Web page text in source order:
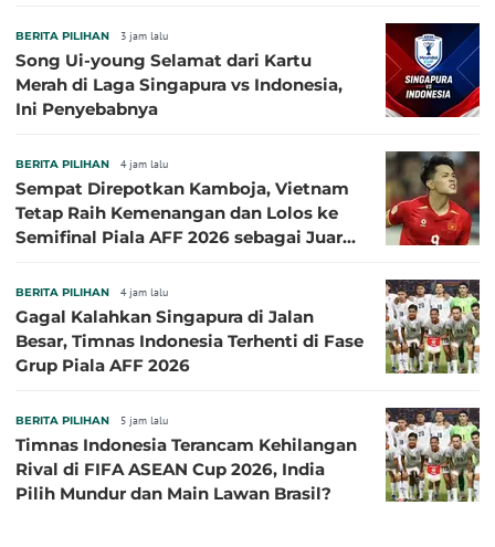
BERITA PILIHAN 3 jam lalu
Song Ui-young Selamat dari Kartu
Merah di Laga Singapura vs Indonesia,
Ini Penyebabnya
BERITA PILIHAN 4 jam lalu
Sempat Direpotkan Kamboja, Vietnam
Tetap Raih Kemenangan dan Lolos ke
Semifinal Piala AFF 2026 sebagai Juara
BERITA PILIHAN 4 jam lalu
Gagal Kalahkan Singapura di Jalan
Besar, Timnas Indonesia Terhenti di Fase
Grup Piala AFF 2026
BERITA PILIHAN 5 jam lalu
Timnas Indonesia Terancam Kehilangan
Rival di FIFA ASEAN Cup 2026, India
Pilih Mundur dan Main Lawan Brasil?